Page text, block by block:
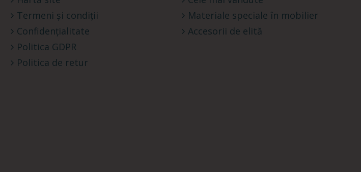
Termeni și condiții
Confidențialitate
Politica GDPR
Politica de retur
Materiale speciale în mobilier
Accesorii de elită